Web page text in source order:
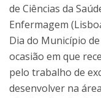
de Ciências da
Enfermagem
Dia do Município
ocasião em que
pelo trabalho de
desenvolver na